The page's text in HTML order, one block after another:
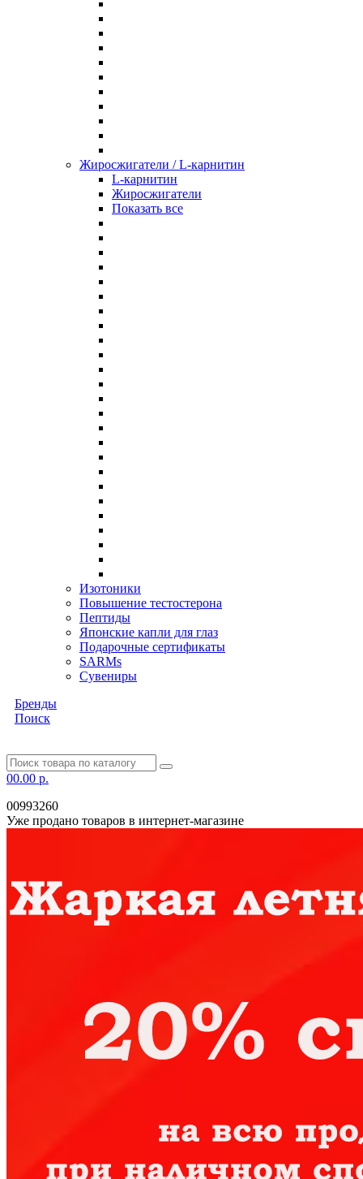
Жиросжигатели / L-карнитин
L-карнитин
Жиросжигатели
Показать все
Изотоники
Повышение тестостерона
Пептиды
Японские капли для глаз
Подарочные сертификаты
SARMs
Сувениры
Бренды
Поиск
00.00 р.
00993260
Уже продано товаров в интернет-магазине